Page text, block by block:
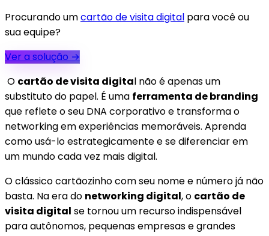
Procurando umcartão de visita digital para você ou
sua equipe?
Ver a solução →
O cartão de visita digital não é apenas um
substituto do papel. É uma ferramenta de branding
que reflete o seu DNA corporativo e transforma o
networking em experiências memoráveis. Aprenda
como usá-lo estrategicamente e se diferenciar em
um mundo cada vez mais digital.
O clássico cartãozinho com seu nome e número já não
basta. Na era do networking digital, o cartão de
visita digital se tornou um recurso indispensável
para autônomos, pequenas empresas e grandes